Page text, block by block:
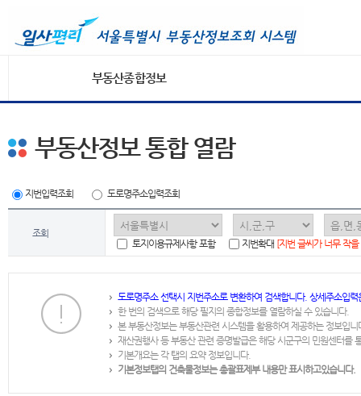
부동산종합정보
부동산정보 통합 열람
지번입력조회 도로명주소입력조회
조회
토지이용규제사항 포함
지번확대 [지번 글씨가 너무 작
도로명주소 선택시 지번주소로 변환하여 검색합니다. 상세주소입
한 번의 검색으로 해당 필지의 종합정보를 열람하실 수 있습니다.
본 부동산정보는 부동산관련 시스템을 활용하여 제공하는 정보입니
재산권행사 등 부동산 관련 증명발급은 해당 시군구의 민원센터를
기본개요는 각 탭의 요약 정보입니다.
기본정보탭의 건축물정보는 총괄표제부 내용만 표시하고있습니다.